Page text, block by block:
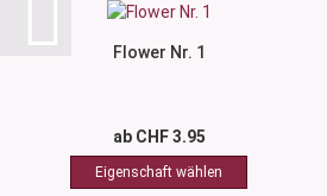
Flower Nr. 1
ab CHF 3.95